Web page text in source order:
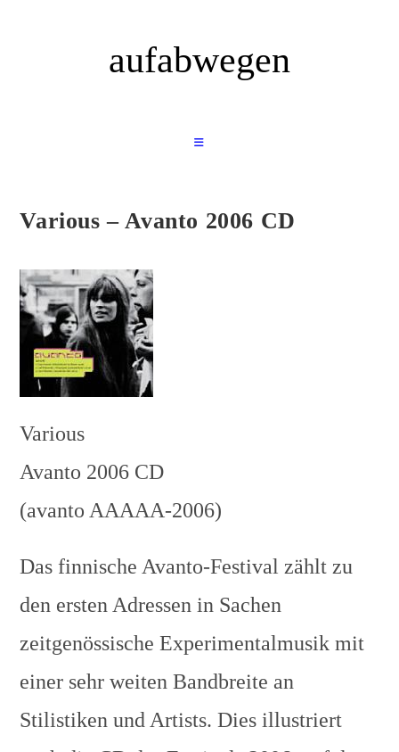
aufabwegen
Various – Avanto 2006 CD
Various
Avanto 2006 CD
(avanto AAAAA-2006)
Das finnische Avanto-Festival zählt zu
den ersten Adressen in Sachen
zeitgenössische Experimentalmusik mit
einer sehr weiten Bandbreite an
Stilistiken und Artists. Dies illustriert